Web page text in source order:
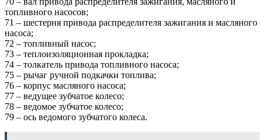
топливного насосов;
71 – шестерня привода распределителя зажигания и масляного
насоса;
72 – топливный насос;
73 – теплоизоляционная прокладка;
74 – толкатель привода топливного насоса;
75 – рычаг ручной подкачки топлива;
76 – корпус масляного наcoca;
77 – ведущее зубчатое колесо;
78 – ведомое зубчатое колесо;
79 – ось ведомого зубчатого колеса.